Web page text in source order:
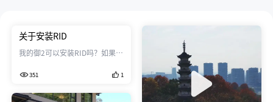
关于安装RID
我的御2可以安装RID吗？如果不
吗？351 1